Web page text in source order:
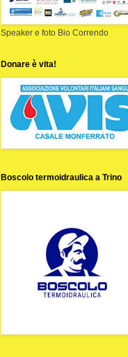
Speaker e foto Bio Correndo
Donare è vita!
Boscolo termoidraulica a Trino